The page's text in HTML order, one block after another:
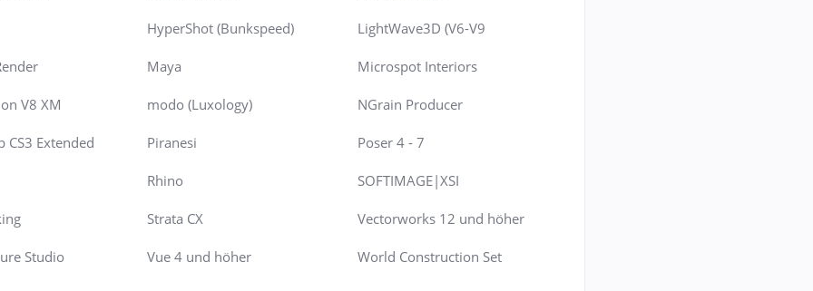
HyperShot (Bunkspeed) LightWave3D (V6-V9
Maya Microspot Interiors
V8 XM modo (Luxology) NGrain Producer
CS3 Extended Piranesi Poser 4 - 7
Rhino SOFTIMAGE|XSI
Strata CX Vectorworks 12 und höher
Studio Vue 4 und höher World Construction Set